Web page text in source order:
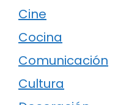
Cine
Cocina
Comunicación
Cultura